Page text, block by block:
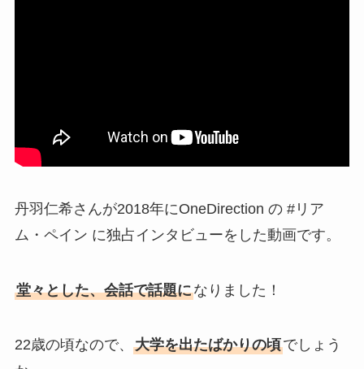
丹羽仁希さんが2018年にOneDirection の #リア
ム・ペイン に独占インタビューをした動画です。
堂々とした、会話で話題になりました！
22歳の頃なので、 大学を出たばかりの頃でしょう